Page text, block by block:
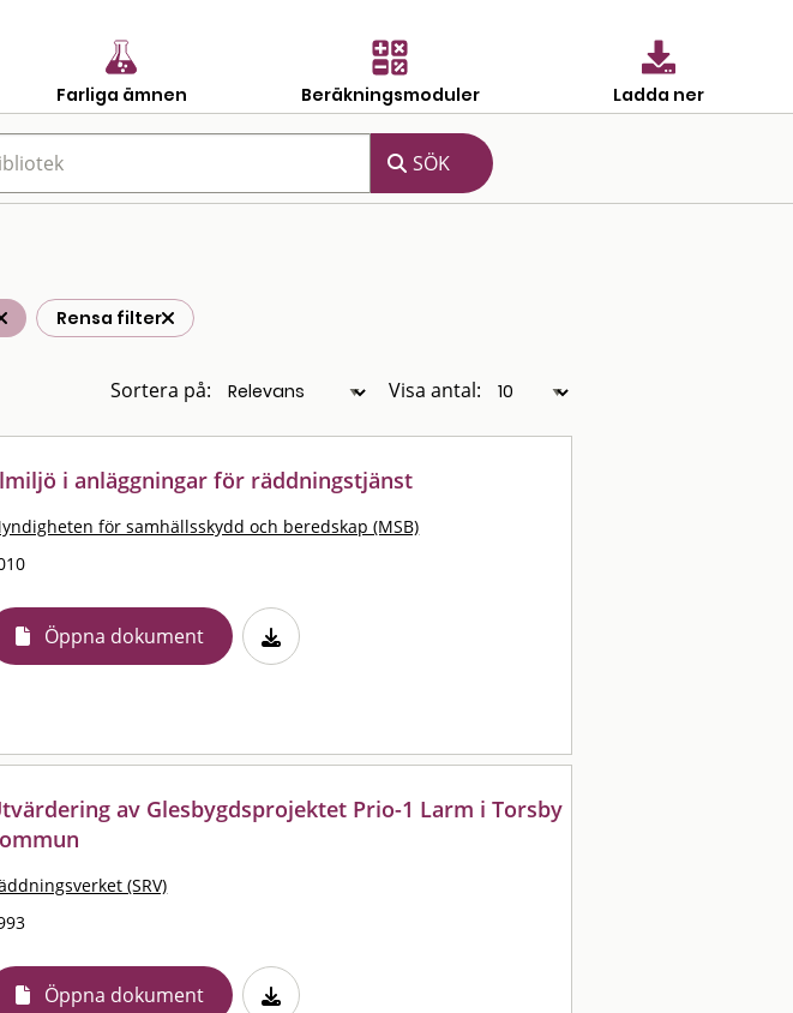
Farliga ämnen Beräkningsmoduler Ladda ner
Rensa filter
Sortera på: Visa antal:
i anläggningar för räddningstjänst
för samhällsskydd och beredskap (MSB)
Öppna dokument
av Glesbygdsprojektet Prio-1 Larm i Torsby
(SRV)
Öppna dokument